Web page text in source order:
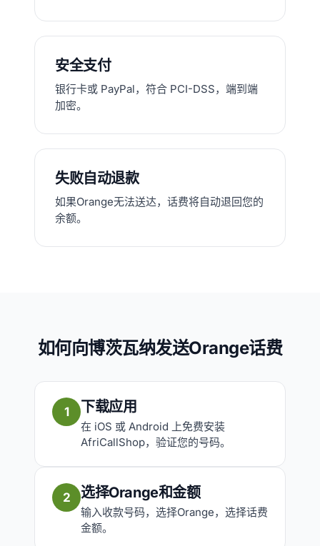
安全支付
银行卡或 PayPal，符合 PCI-DSS，端到端
加密。
失败自动退款
如果Orange无法送达，话费将自动退回您的
余额。
如何向博茨瓦纳发送Orange话费
1 下载应用
在 iOS 或 Android 上免费安装
AfriCallShop，验证您的号码。
2 选择Orange和金额
输入收款号码，选择Orange，选择话费
金额。